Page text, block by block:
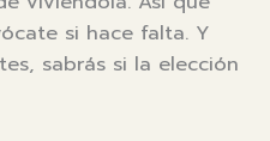
si hace falta. Y
sabrás si la elección